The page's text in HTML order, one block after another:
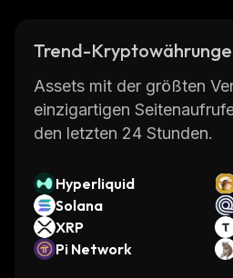
Trend-
Assets mit der größten
einzigartigen
den letzten 24 Stunden.
Hyperliquid
Solana
XRP
Pi Network